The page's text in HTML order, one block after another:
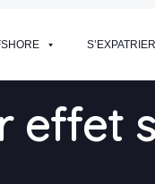
S’EXPATRIER
effet